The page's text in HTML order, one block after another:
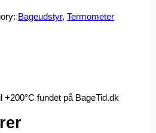
Bageudstyr, Termometer
fundet på BageTid.dk